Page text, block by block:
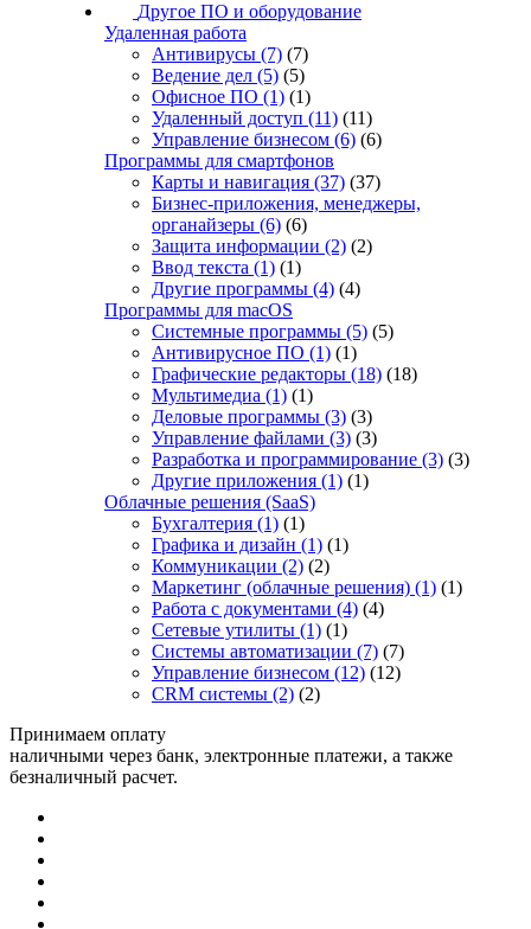
Другое ПО и оборудование
Удаленная работа
Антивирусы (7) (7)
Ведение дел (5) (5)
Офисное ПО (1) (1)
Удаленный доступ (11) (11)
Управление бизнесом (6) (6)
Программы для смартфонов
Карты и навигация (37) (37)
Бизнес-приложения, менеджеры,
органайзеры (6) (6)
Защита информации (2) (2)
Ввод текста (1) (1)
Другие программы (4) (4)
Программы для macOS
Системные программы (5) (5)
Антивирусное ПО (1) (1)
Графические редакторы (18) (18)
Мультимедиа (1) (1)
Деловые программы (3) (3)
Управление файлами (3) (3)
Разработка и программирование (3) (3)
Другие приложения (1) (1)
Облачные решения (SaaS)
Бухгалтерия (1) (1)
Графика и дизайн (1) (1)
Коммуникации (2) (2)
Маркетинг (облачные решения) (1) (1)
Работа с документами (4) (4)
Сетевые утилиты (1) (1)
Системы автоматизации (7) (7)
Управление бизнесом (12) (12)
CRM системы (2) (2)
Принимаем оплату
наличными через банк, электронные платежи, а также
безналичный расчет.